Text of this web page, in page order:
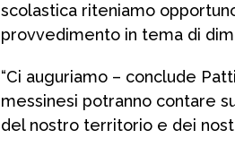
scolastica riteniamo
provvedimento in tema di
“Ci auguriamo – conclude
messinesi potranno contare
del nostro territorio e dei